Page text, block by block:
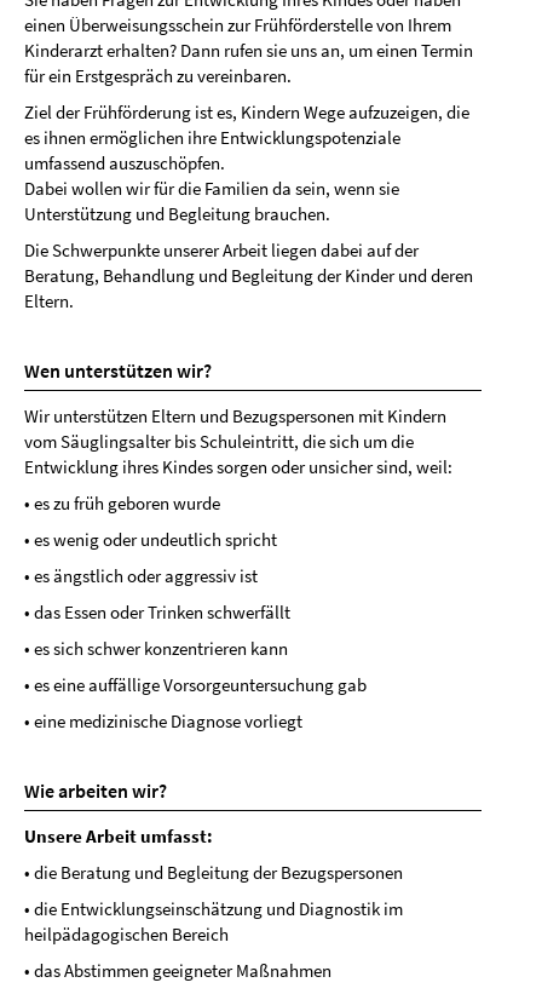
einen Überweisungsschein zur Frühförderstelle von Ihrem
Kinderarzt erhalten? Dann rufen sie uns an, um einen Termin
für ein Erstgespräch zu vereinbaren.
Ziel der Frühförderung ist es, Kindern Wege aufzuzeigen, die
es ihnen ermöglichen ihre Entwicklungspotenziale
umfassend auszuschöpfen.
Dabei wollen wir für die Familien da sein, wenn sie
Unterstützung und Begleitung brauchen.
Die Schwerpunkte unserer Arbeit liegen dabei auf der
Beratung, Behandlung und Begleitung der Kinder und deren
Eltern.
Wen unterstützen wir?
Wir unterstützen Eltern und Bezugspersonen mit Kindern
vom Säuglingsalter bis Schuleintritt, die sich um die
Entwicklung ihres Kindes sorgen oder unsicher sind, weil:
• es zu früh geboren wurde
• es wenig oder undeutlich spricht
• es ängstlich oder aggressiv ist
• das Essen oder Trinken schwerfällt
• es sich schwer konzentrieren kann
• es eine auffällige Vorsorgeuntersuchung gab
• eine medizinische Diagnose vorliegt
Wie arbeiten wir?
Unsere Arbeit umfasst:
• die Beratung und Begleitung der Bezugspersonen
• die Entwicklungseinschätzung und Diagnostik im
heilpädagogischen Bereich
• das Abstimmen geeigneter Maßnahmen